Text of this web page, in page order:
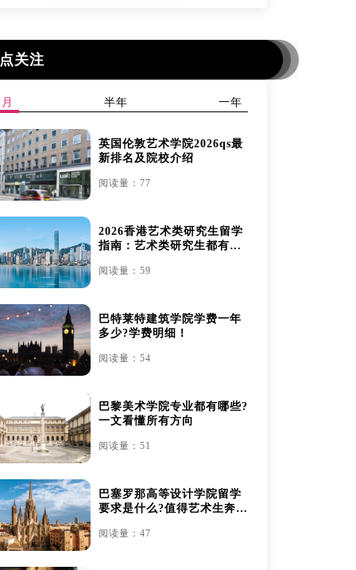
关注
半年 一年
英国伦敦艺术学院2026qs最
新排名及院校介绍
阅读量：77
2026香港艺术类研究生留学
指南：艺术类研究生都有哪
阅读量：59
巴特莱特建筑学院学费一年
多少?学费明细！
阅读量：54
巴黎美术学院专业都有哪些?
一文看懂所有方向
阅读量：51
巴塞罗那高等设计学院留学
要求是什么?值得艺术生奔赴
阅读量：47